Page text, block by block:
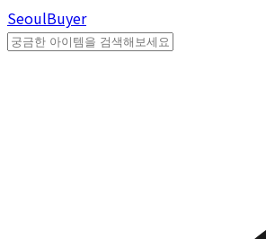
SeoulBuyer